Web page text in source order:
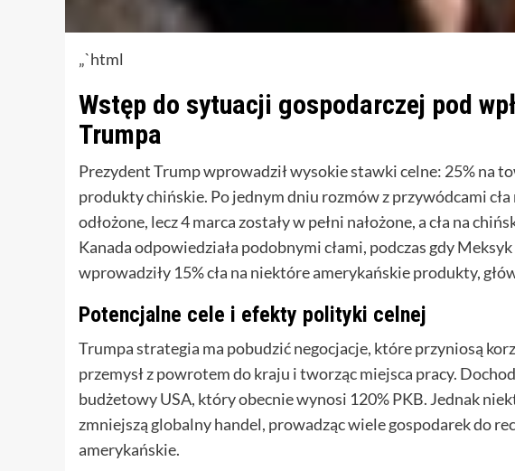
„`html
Wstęp do sytuacji gospodarczej pod
Trumpa
Prezydent Trump wprowadził wysokie stawki celne: 25% na
produkty chińskie. Po jednym dniu rozmów z przywódcami
odłożone, lecz 4 marca zostały w pełni nałożone, a cła na
Kanada odpowiedziała podobnymi cłami, podczas gdy
wprowadziły 15% cła na niektóre amerykańskie produkty,
Potencjalne cele i efekty polityki celnej
Trumpa strategia ma pobudzić negocjacje, które przyniosą
przemysł z powrotem do kraju i tworząc miejsca pracy.
budżetowy USA, który obecnie wynosi 120% PKB. Jednak
zmniejszą globalny handel, prowadząc wiele gospodarek do
amerykańskie.